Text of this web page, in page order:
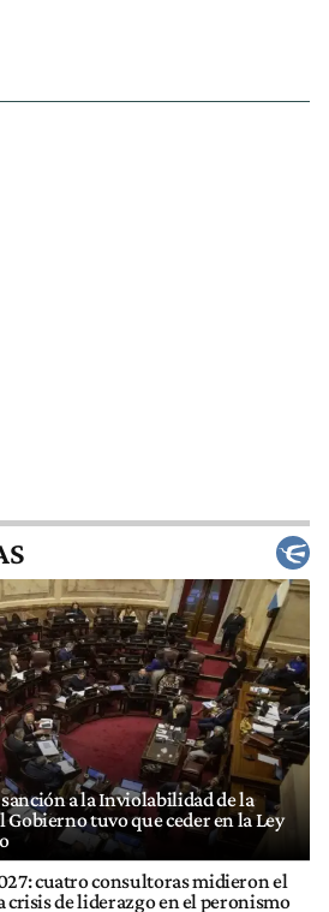
a la Inviolabilidad de la
Gobierno tuvo que ceder en la Ley
cuatro consultoras midieron el
crisis de liderazgo en el peronismo